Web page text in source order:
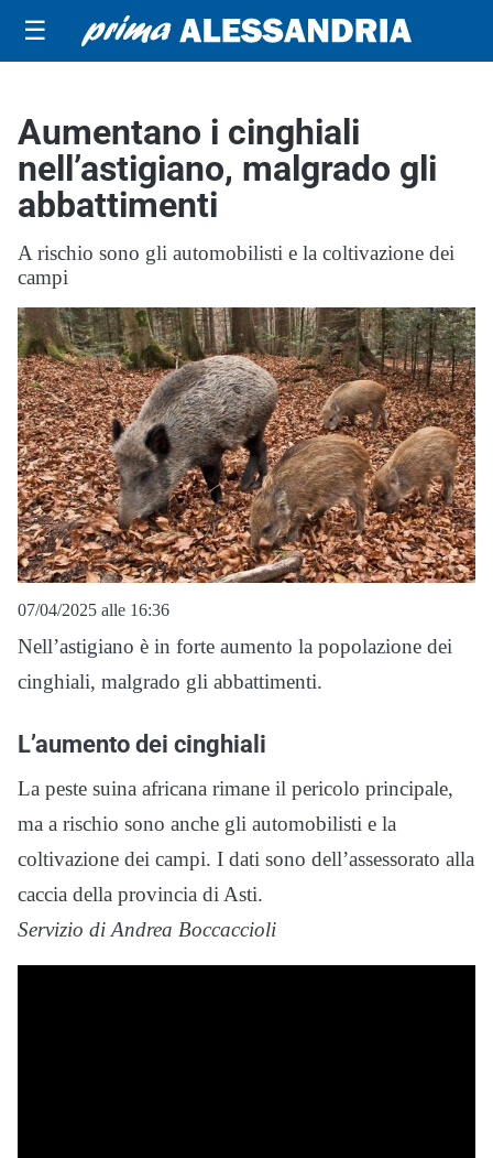
☰
Aumentano i cinghiali
nell’astigiano, malgrado gli
abbattimenti
A rischio sono gli automobilisti e la coltivazione dei
campi
07/04/2025 alle 16:36
Nell’astigiano è in forte aumento la popolazione dei
cinghiali, malgrado gli abbattimenti.
L’aumento dei cinghiali
La peste suina africana rimane il pericolo principale,
ma a rischio sono anche gli automobilisti e la
coltivazione dei campi. I dati sono dell’assessorato alla
caccia della provincia di Asti.
Servizio di Andrea Boccaccioli